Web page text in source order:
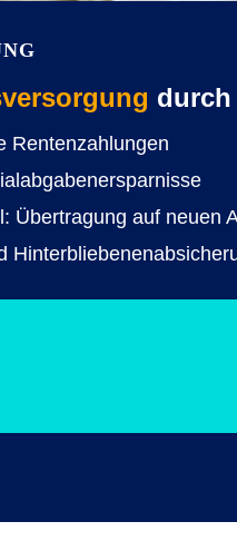
Rentenzahlungen
Übertragung auf neuen